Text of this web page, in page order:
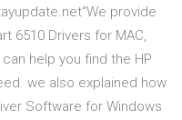
provide
6510 Drivers for MAC,
can help you find the HP
we also explained how
Software for Windows